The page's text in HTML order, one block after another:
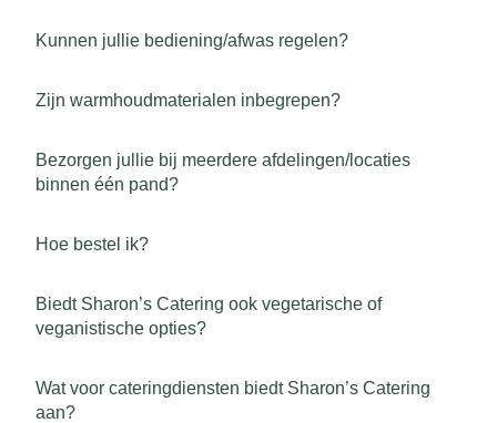
Kunnen jullie bediening/afwas regelen?
Zijn warmhoudmaterialen inbegrepen?
Bezorgen jullie bij meerdere afdelingen/locaties
binnen één pand?
Hoe bestel ik?
Biedt Sharon’s Catering ook vegetarische of
veganistische opties?
Wat voor cateringdiensten biedt Sharon’s Catering
aan?